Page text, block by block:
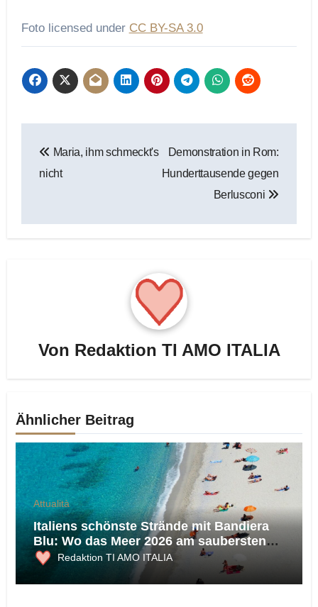
Foto licensed under CC BY-SA 3.0
Maria, ihm schmeckt's
nicht
Demonstration in Rom:
Hunderttausende gegen
Berlusconi
Von Redaktion TI AMO ITALIA
Ähnlicher Beitrag
Attualità
Italiens schönste Strände mit Bandiera
Blu: Wo das Meer 2026 am saubersten
ist
Redaktion TI AMO ITALIA